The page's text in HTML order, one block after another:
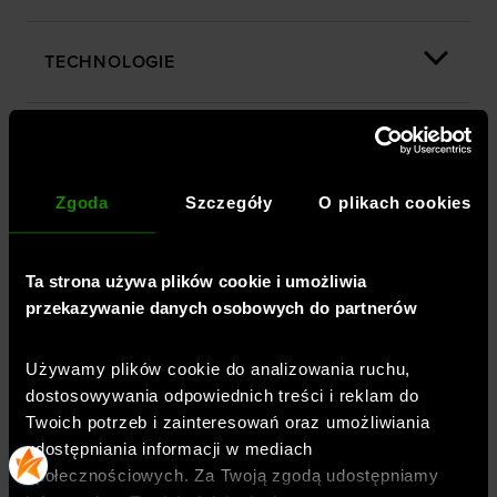
Zgoda Szczegóły O plikach cookies
Ta strona używa plików cookie i umożliwia
przekazywanie danych osobowych do partnerów
Używamy plików cookie do analizowania ruchu,
dostosowywania odpowiednich treści i reklam do
Twoich potrzeb i zainteresowań oraz umożliwiania
udostępniania informacji w mediach
społecznościowych. Za Twoją zgodą udostępniamy
TECHNOLOGIE
ZWROTY I REKLAMACJE
BEZPIECZEŃSTWO PRODUKTU